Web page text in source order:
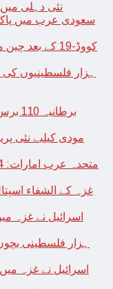
نئی دہلی
سعودی عرب میں
کووڈ-19 کے
اسرائیل نے غزہ
اسرائیل نے غزہ